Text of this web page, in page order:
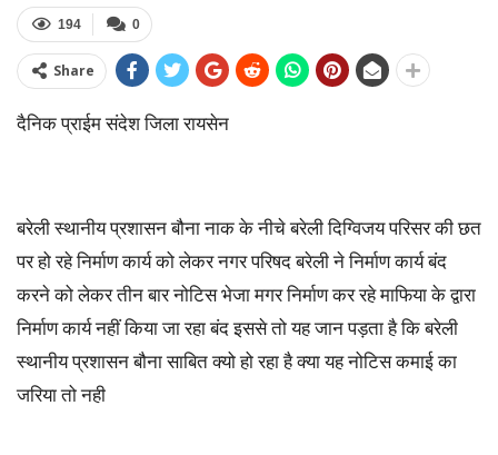
0
194
Share
दैनिक प्राईम संदेश जिला रायसेन
बरेली स्थानीय प्रशासन बौना नाक के नीचे बरेली दिग्विजय परिसर की छत
पर हो रहे निर्माण कार्य को लेकर नगर परिषद बरेली ने निर्माण कार्य बंद
करने को लेकर तीन बार नोटिस भेजा मगर निर्माण कर रहे माफिया के द्वारा
निर्माण कार्य नहीं किया जा रहा बंद इससे तो यह जान पड़ता है कि बरेली
स्थानीय प्रशासन बौना साबित क्यो हो रहा है क्या यह नोटिस कमाई का
जरिया तो नही